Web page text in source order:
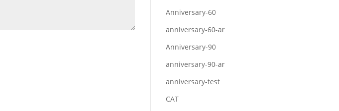
Anniversary-60
anniversary-60-ar
Anniversary-90
anniversary-90-ar
anniversary-test
CAT